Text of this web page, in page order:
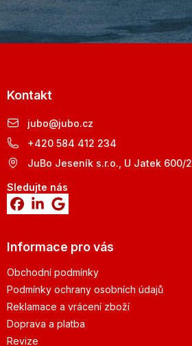
Kontakt
jubo@jubo.cz
+420 584 412 234
JuBo Jeseník s.r.o., U Jatek 600/2
Sledujte nás
Informace pro vás
Obchodní podmínky
Podmínky ochrany osobních údajů
Reklamace a vrácení zboží
Doprava a platba
Revize